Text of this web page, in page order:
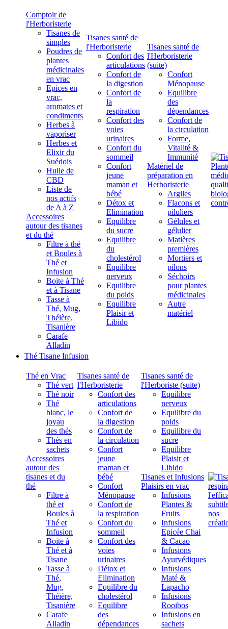
Comptoir de
l'Herboristerie
Tisanes de
simples
Poudres de
plantes
médicinales
en vrac
Epices en
vrac,
aromates et
condiments
Herbes à
vaporiser
Herbes et
Elixir du
Suédois
Huile de
CBD
Liste de
nos actifs
de A à Z
Accessoires
autour des tisanes
et du thé
Filtre à thé
et Boules à
Thé et
Infusion
Boite à Thé
et à Tisane
Tasse à
Thé, Mug,
Théière,
Tisanière
Carafe
Alladin
Tisanes santé de
l'Herboristerie
Confort des
articulations
Confort de
la digestion
Confort de
la
respiration
Confort des
voies
urinaires
Confort du
sommeil
Confort
jeune
maman et
bébé
Détox et
Elimination
Equilibre
du sucre
Equilibre
du
cholestérol
Equilibre
nerveux
Equilibre
du poids
Equilibre
Plaisir et
Libido
Tisanes santé de
l'Herboristerie
(suite)
Confort
Ménopause
Equilibre
des
dépendances
Confort de
la circulation
Forme,
Vitalité &
Immunité
Matériel de
préparation en
Herboristerie
Argiles
Flacons et
piluliers
Gélules et
gélulier
Matières
premières
Mortiers et
pilons
Séchoirs
pour plantes
médicinales
Autre
matériel
Thé Tisane Infusion
Thé en Vrac
Thé vert
Thé noir
Thé
blanc, le
joyau
des thés
Thés en
sachets
Accessoires
autour des
tisanes et du
thé
Filtre à
thé et
Boules à
Thé et
Infusion
Boite à
Thé et à
Tisane
Tasse à
Thé,
Mug,
Théière,
Tisanière
Carafe
Alladin
Tisanes santé de
l'Herboristerie
Confort des
articulations
Confort de
la digestion
Confort de
la circulation
Confort
jeune
maman et
bébé
Confort
Ménopause
Confort de
la respiration
Confort du
sommeil
Confort des
voies
urinaires
Détox et
Elimination
Equilibre du
cholestérol
Equilibre
des
dépendances
Tisanes santé de
l'Herboriste (suite)
Equilibre
nerveux
Equilibre du
poids
Equilibre du
sucre
Equilibre
Plaisir et
Libido
Tisanes et Infusions
Plaisirs en vrac
Infusions
Plantes &
Fruits
Infusions
Epicée Chai
& Cacao
Infusions
Ayurvédiques
Infusions
Maté &
Lapacho
Infusions
Rooibos
Infusions en
sachets